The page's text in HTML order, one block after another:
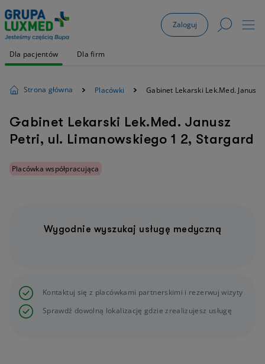
Zaloguj
Dla pacjentów Dla firm
Strona główna Placówki Gabinet Lekarski Lek.Med. Janusz
Gabinet Lekarski Lek.Med. Janusz
Petri, ul. Limanowskiego 1 2, Stargard
Placówka współpracująca
Wygodnie wyszukaj usługę medyczną
Kontaktuj się z placówkami partnerskimi i rezerwuj wizyty
Sprawdź dowolną lokalizację gdzie zrealizujesz usługę